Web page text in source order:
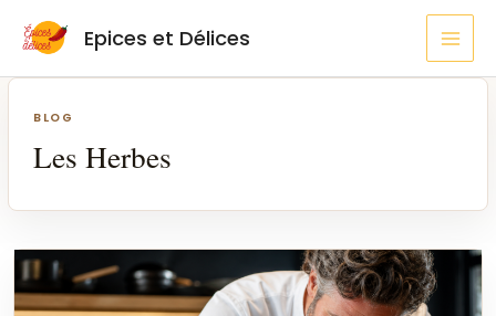
Epices et Délices
BLOG
Les Herbes